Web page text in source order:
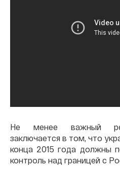
Не менее важный
заключается в том, что
конца 2015 года должны
контроль над границей с